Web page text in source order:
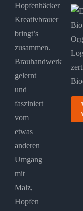
Hopfenhäcker
Kreativbrauer
bringt’s
zusammen.
Brauhandwerk
gelernt
und
fasziniert
vom
etwas
anderen
Umgang
mit
Malz,
Hopfen